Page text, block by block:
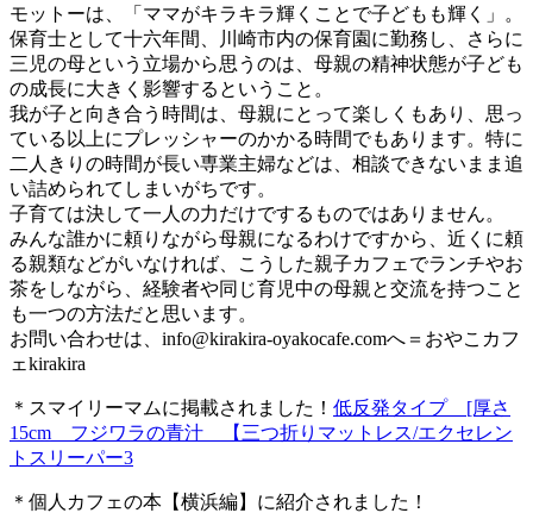
モットーは、「ママがキラキラ輝くことで子どもも輝く」。
保育士として十六年間、川崎市内の保育園に勤務し、さらに
三児の母という立場から思うのは、母親の精神状態が子ども
の成長に大きく影響するということ。
我が子と向き合う時間は、母親にとって楽しくもあり、思っ
ている以上にプレッシャーのかかる時間でもあります。特に
二人きりの時間が長い専業主婦などは、相談できないまま追
い詰められてしまいがちです。
子育ては決して一人の力だけでするものではありません。
みんな誰かに頼りながら母親になるわけですから、近くに頼
る親類などがいなければ、こうした親子カフェでランチやお
茶をしながら、経験者や同じ育児中の母親と交流を持つこと
も一つの方法だと思います。
お問い合わせは、 info@kirakira-oyakocafe.comへ＝おやこカフ
ェkirakira
＊スマイリーマムに掲載されました！ 低反発タイプ [厚さ
15cm フジワラの青汁 【三つ折りマットレス/エクセレン
トスリーパー3
＊個人カフェの本【横浜編】に紹介されました！